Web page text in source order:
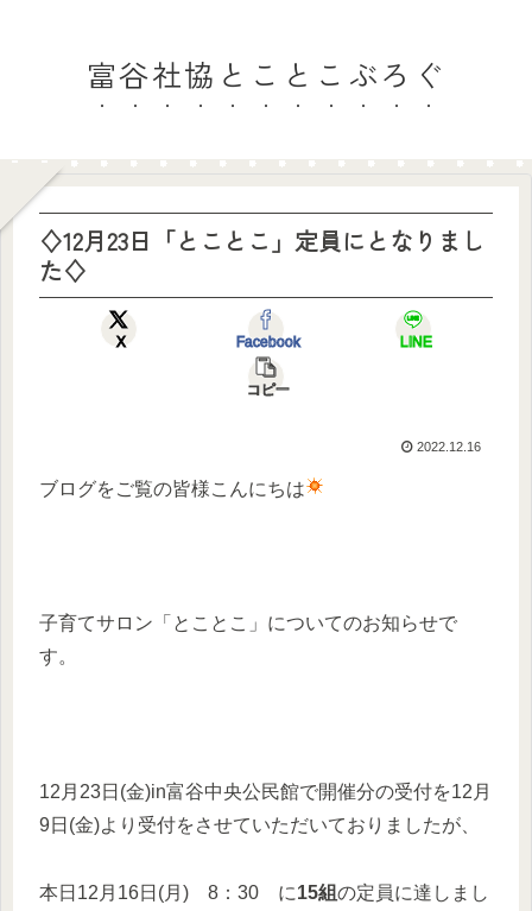
富谷社協とことこぶろぐ
♢12月23日「とことこ」定員にとなりまし
た♢
X Facebook LINE
コピー
2022.12.16
ブログをご覧の皆様こんにちは
子育てサロン「とことこ」についてのお知らせで
す。
12月23日(金)in富谷中央公民館で開催分の受付を12月
9日(金)より受付をさせていただいておりましたが、
本日12月16日(月) 8：30 に15組の定員に達しまし